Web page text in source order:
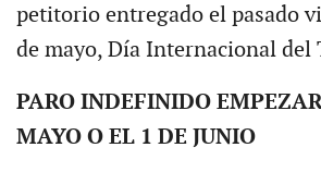
petitorio entregado el pasado
de mayo, Día Internacional del
PARO INDEFINIDO
MAYO O EL 1 DE JUNIO